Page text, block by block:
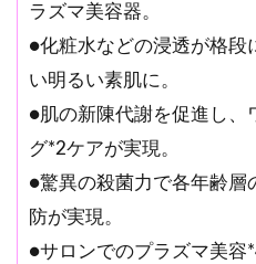
ラズマ美容器。
●化粧水などの浸透が格段
い明るい素肌に。
●肌の新陳代謝を促進し、
グ*2ケアが実現。
●驚異の殺菌力で各年齢層
防が実現。
●サロンでのプラズマ美容